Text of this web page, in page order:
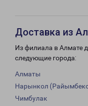
Доставка из
Из филиала в Алмате
следующие города:
Алматы
Нарынкол
Чимбулак